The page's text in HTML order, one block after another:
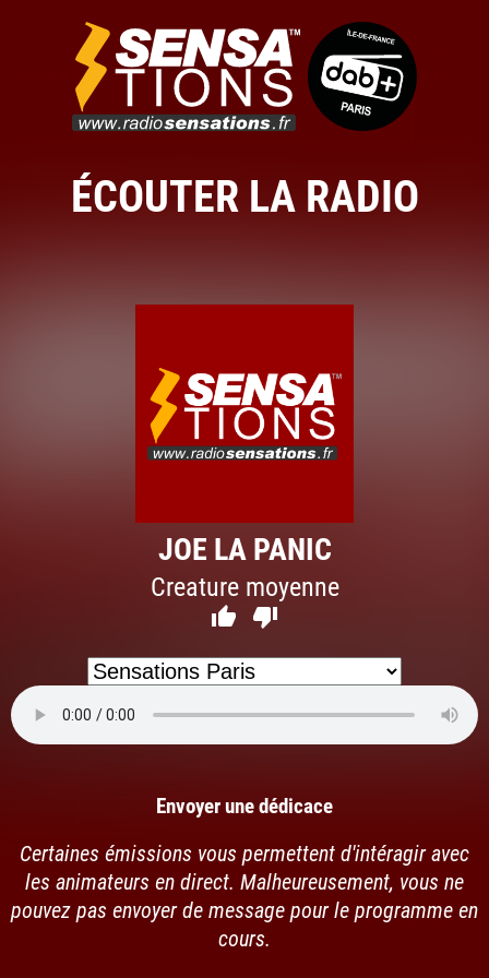
ÉCOUTER LA RADIO
JOE LA PANIC
Creature moyenne
 
Envoyer une dédicace
Certaines émissions vous permettent d'intéragir avec
les animateurs en direct. Malheureusement, vous ne
pouvez pas envoyer de message pour le programme en
cours.